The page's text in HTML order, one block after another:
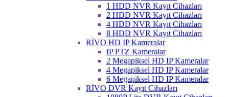
1 HDD NVR Kayıt Cihazları
2 HDD NVR Kayıt Cihazları
4 HDD NVR Kayıt Cihazları
8 HDD NVR Kayıt Cihazları
RİVO HD IP Kameralar
IP PTZ Kameralar
2 Megapiksel HD IP Kameralar
4 Megapiksel HD IP Kameralar
6 Megapiksel HD IP Kameralar
RİVO DVR Kayıt Cihazları